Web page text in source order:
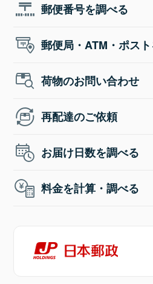
郵便番号を調べる
郵便局・ATM・ポス
荷物のお問い合わせ
再配達のご依頼
お届け日数を調べる
料金を計算・調べる